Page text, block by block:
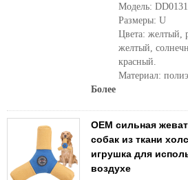
Модель:
Размеры: U
Цвета: желтый,
желтый,
красный.
Материал:
Более
OEM сильная
собак из ткани
игрушка для
воздухе